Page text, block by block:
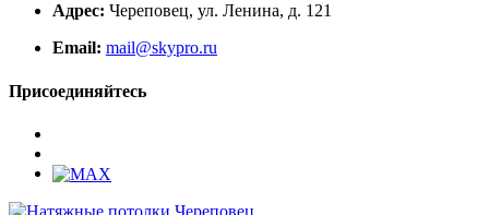
Адрес: Череповец, ул. Ленина, д. 121
Email: mail@skypro.ru
Присоединяйтесь